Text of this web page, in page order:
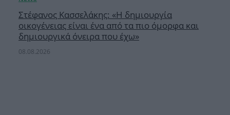
Στέφανος Κασσελάκης: «Η δημιουργία
οικογένειας είναι ένα από τα πιο όμορφα και
δημιουργικά όνειρα που έχω»
08.08.2026